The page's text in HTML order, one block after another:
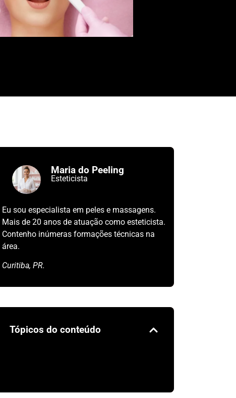
Maria do Peeling
Esteticista
Eu sou especialista em peles e massagens.
Mais de 20 anos de atuação como esteticista.
Contenho inúmeras formações técnicas na
área.
Curitiba, PR.
Tópicos do conteúdo